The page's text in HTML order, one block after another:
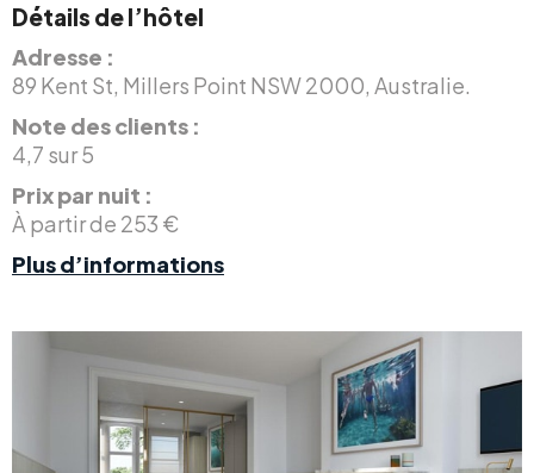
Détails de l’hôtel
Adresse :
89 Kent St, Millers Point NSW 2000, Australie.
Note des clients :
4,7 sur 5
Prix par nuit :
À partir de 253 €
Plus d’informations